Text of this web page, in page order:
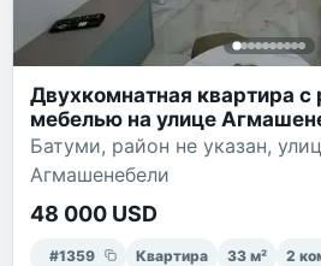
Двухкомнатная квартира с
мебелью на улице
Батуми, район не указан,
Агмашенебели
48 000 USD
#1359 Квартира 33 м² 2